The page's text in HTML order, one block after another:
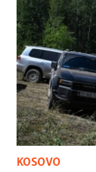
KOSOVO